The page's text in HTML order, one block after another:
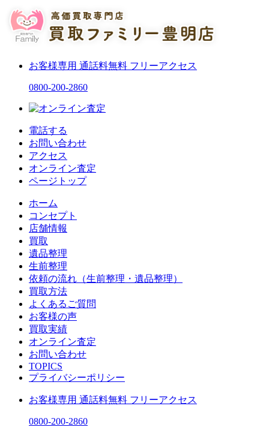
お客様専用 通話料無料 フリーアクセス
0800-200-2860
電話する
お問い合わせ
アクセス
オンライン査定
ページトップ
ホーム
コンセプト
店舗情報
買取
遺品整理
生前整理
依頼の流れ（生前整理・遺品整理）
買取方法
よくあるご質問
お客様の声
買取実績
オンライン査定
お問い合わせ
TOPICS
プライバシーポリシー
お客様専用 通話料無料 フリーアクセス
0800-200-2860